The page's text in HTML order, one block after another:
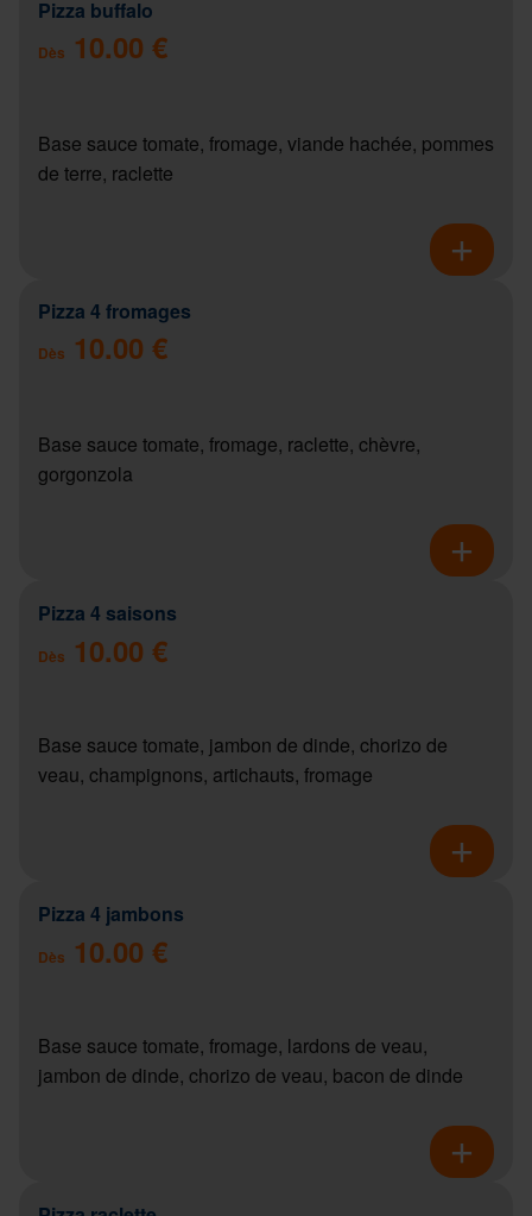
Pizza buffalo
Dès 10.00 €
Base sauce tomate, fromage, viande hachée, pommes
de terre, raclette
Pizza 4 fromages
Dès 10.00 €
Base sauce tomate, fromage, raclette, chèvre,
gorgonzola
Pizza 4 saisons
Dès 10.00 €
Base sauce tomate, jambon de dinde, chorizo de
veau, champignons, artichauts, fromage
Pizza 4 jambons
Dès 10.00 €
Base sauce tomate, fromage, lardons de veau,
jambon de dinde, chorizo de veau, bacon de dinde